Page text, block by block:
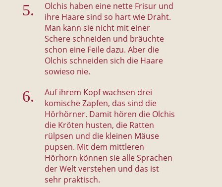
Olchis haben eine nette Frisur und
ihre Haare sind so hart wie Draht.
Man kann sie nicht mit einer
Schere schneiden und bräuchte
schon eine Feile dazu. Aber die
Olchis schneiden sich die Haare
sowieso nie.
Auf ihrem Kopf wachsen drei
komische Zapfen, das sind die
Hörhörner. Damit hören die Olchis
die Kröten husten, die Ratten
rülpsen und die kleinen Mäuse
pupsen. Mit dem mittleren
Hörhorn können sie alle Sprachen
der Welt verstehen und das ist
sehr praktisch.